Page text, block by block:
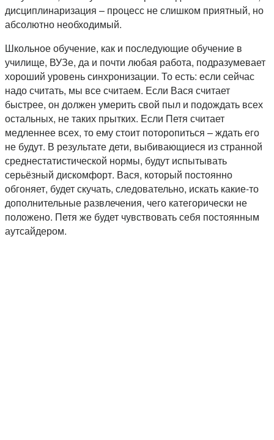
дисциплинаризация – процесс не слишком приятный, но
абсолютно необходимый.
Школьное обучение, как и последующие обучение в
училище, ВУЗе, да и почти любая работа, подразумевает
хороший уровень синхронизации. То есть: если сейчас
надо считать, мы все считаем. Если Вася считает
быстрее, он должен умерить свой пыл и подождать всех
остальных, не таких прытких. Если Петя считает
медленнее всех, то ему стоит поторопиться – ждать его
не будут. В результате дети, выбивающиеся из странной
среднестатистической нормы, будут испытывать
серьёзный дискомфорт. Вася, который постоянно
обгоняет, будет скучать, следовательно, искать какие-то
дополнительные развлечения, чего категорически не
положено. Петя же будет чувствовать себя постоянным
аутсайдером.